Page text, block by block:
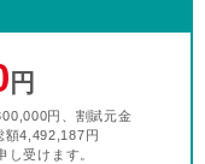
円
円、割賦元金
額4,492,187円
し受けます。